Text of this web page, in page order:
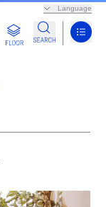
Language